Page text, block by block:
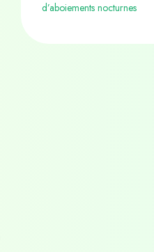
d’aboiements nocturnes